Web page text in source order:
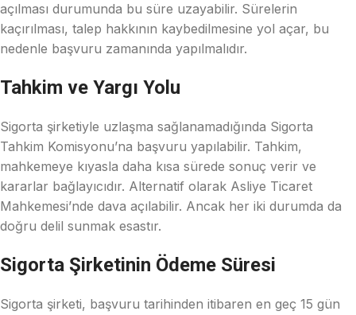
açılması durumunda bu süre uzayabilir. Sürelerin
kaçırılması, talep hakkının kaybedilmesine yol açar, bu
nedenle başvuru zamanında yapılmalıdır.
Tahkim ve Yargı Yolu
Sigorta şirketiyle uzlaşma sağlanamadığında Sigorta
Tahkim Komisyonu’na başvuru yapılabilir. Tahkim,
mahkemeye kıyasla daha kısa sürede sonuç verir ve
kararlar bağlayıcıdır. Alternatif olarak Asliye Ticaret
Mahkemesi’nde dava açılabilir. Ancak her iki durumda da
doğru delil sunmak esastır.
Sigorta Şirketinin Ödeme Süresi
Sigorta şirketi, başvuru tarihinden itibaren en geç 15 gün